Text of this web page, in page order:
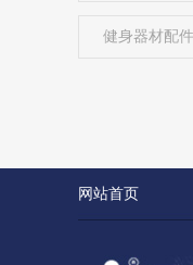
健身器材配件
网站首页